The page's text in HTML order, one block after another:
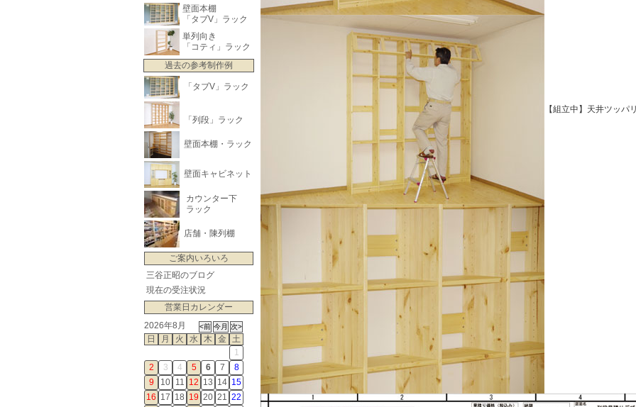
壁面本棚
「タブV」ラック
単列向き
「コティ」ラック
過去の参考制作例
「タブV」ラック
「列段」ラック
壁面本棚・ラック
壁面キャビネット
カウンター下
ラック
店舗・陳列棚
ご案内いろいろ
三谷正昭のブログ
現在の受注状況
営業日カレンダー
2026年8月
日
月 火 水 木 金
土
1
2
3 4 5 6 7
8
9
10 11 12 13 14 15
16 17 18 19 20 21 22
【組立中】天井ツッパ